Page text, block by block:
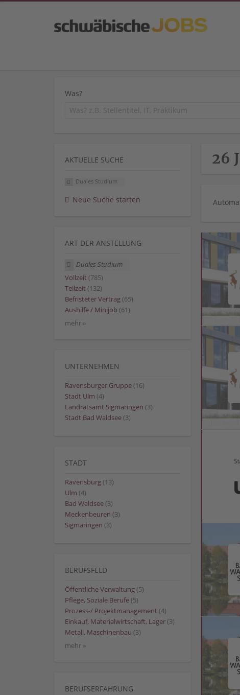
Was?
26
AKTUELLE SUCHE
Duales Studium
Neue Suche starten
ART DER ANSTELLUNG
Duales Studium
Vollzeit (785)
Teilzeit (132)
Befristeter Vertrag (65)
Aushilfe / Minijob (61)
mehr »
UNTERNEHMEN
Ravensburger Gruppe (16)
Stadt Ulm (4)
Landratsamt Sigmaringen (3)
Stadt Bad Waldsee (3)
STADT
Ravensburg (13)
Ulm (4)
Bad Waldsee (3)
Meckenbeuren (3)
Sigmaringen (3)
BERUFSFELD
Öffentliche Verwaltung (5)
Pflege, Soziale Berufe (5)
Prozess-/ Projektmanagement (4)
Einkauf, Materialwirtschaft, Lager (3)
Metall, Maschinenbau (3)
mehr »
BERUFSERFAHRUNG